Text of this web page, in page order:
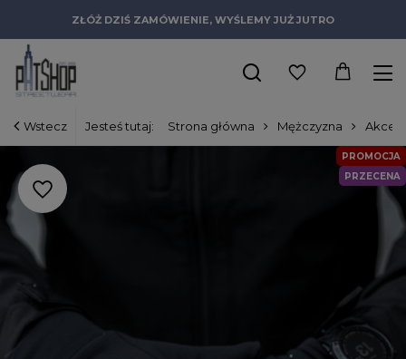
ZŁÓŻ DZIŚ ZAMÓWIENIE, WYŚLEMY JUŻ JUTRO
Wstecz Jesteś tutaj: Strona główna Mężczyzna
PROMOCJA
PRZECENA